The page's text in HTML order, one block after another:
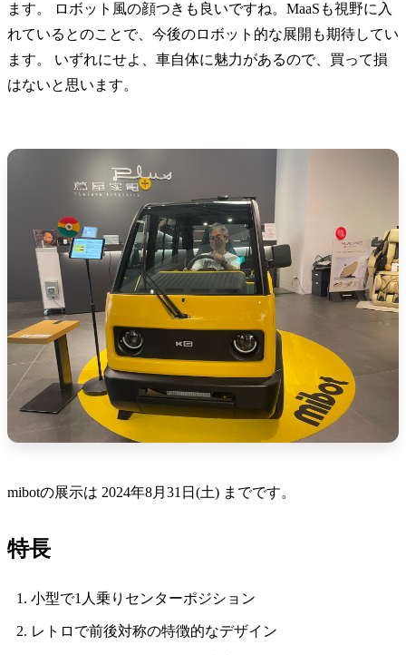
ます。 ロボット風の顔つきも良いですね。MaaSも視野に入
れているとのことで、今後のロボット的な展開も期待してい
ます。 いずれにせよ、車自体に魅力があるので、買って損
はないと思います。
mibotの展示は 2024年8月31日(土) までです。
特長
小型で1人乗りセンターポジション
レトロで前後対称の特徴的なデザイン